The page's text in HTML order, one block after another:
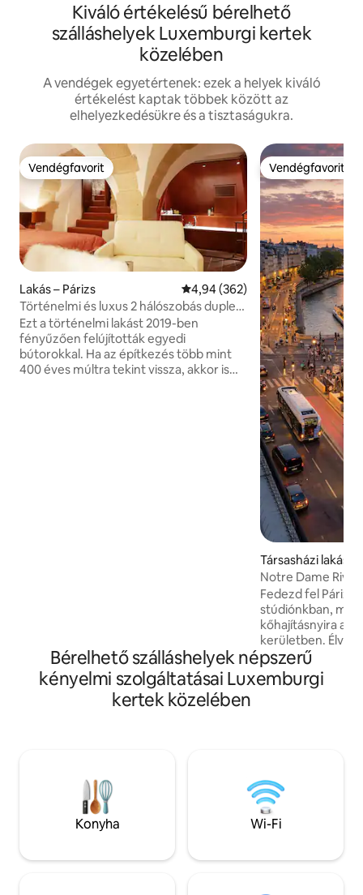
Kiváló értékelésű bérelhető
szálláshelyek Luxemburgi kertek
közelében
A vendégek egyetértenek: ezek a helyek kiváló
értékelést kaptak többek között az
elhelyezkedésükre és a tisztaságukra.
Vendégfavorit
Vendégfavorit
Lakás – Párizs Átlagos értékelés: 5/4,94, 362
4,94 (362)
Történelmi és luxus 2 hálószobás duplex
– Notre Dame
Ezt a történelmi lakást 2019-ben
fényűzően felújították egyedi
bútorokkal. Ha az építkezés több mint
400 éves múltra tekint vissza, akkor is
Vendégfavorit
Vendégfavorit
Társasházi lakás –
Notre Dame
Fedezd fel Párizs
stúdiónkban,
kőhajításnyira a
kerületben.
kilátást a
amely egy 1800-
épület 6.
fedezd fel a
Bérelhető szálláshelyek népszerű
kényelmi szolgáltatásai Luxemburgi
kertek közelében
Konyha Wi-Fi